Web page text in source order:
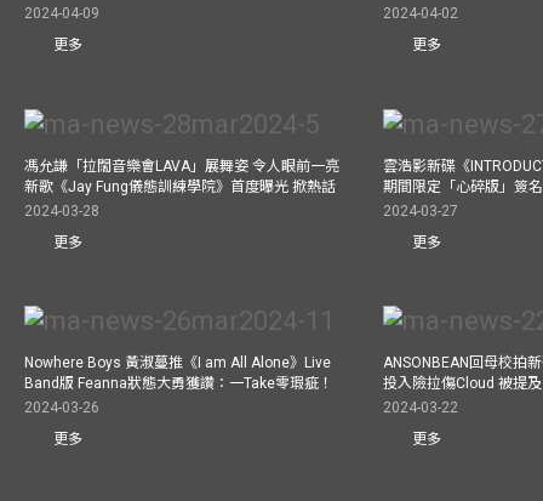
2024-04-09
更多
2024-04-02
更多
馮允謙「拉闊音樂會LAVA」展舞姿 令人眼前一亮
新歌《Jay Fung儀態訓練學院》首度曝光 掀熱話
2024-03-28
更多
雲浩影新碟《
期間限定「心碎版」簽
2024-03-27
更多
Nowhere Boys 黃淑蔓推《I am All Alone》Live
Band版 Feanna狀態大勇獲讚：一Take零瑕疵！
2024-03-26
更多
ANSONBEAN回母校拍
投入險拉傷Cloud 被提
2024-03-22
更多